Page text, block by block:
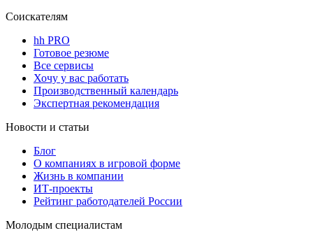
Соискателям
hh PRO
Готовое резюме
Все сервисы
Хочу у вас работать
Производственный календарь
Экспертная рекомендация
Новости и статьи
Блог
О компаниях в игровой форме
Жизнь в компании
ИТ-проекты
Рейтинг работодателей России
Молодым специалистам